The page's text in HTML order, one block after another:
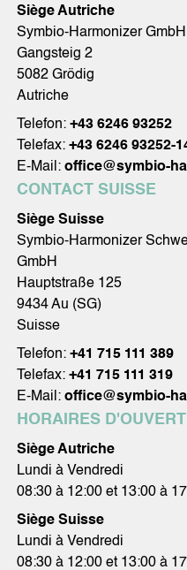
Siège Autriche
Symbio-Harmonizer GmbH
Gangsteig 2
5082 Grödig
Autriche
Telefon: +43 6246 93252
Telefax: +43 6246 93252-
E-Mail: office@symbio-
CONTACT SUISSE
Siège Suisse
Symbio-Harmonizer
GmbH
Hauptstraße 125
9434 Au (SG)
Suisse
Telefon: +41 715 111 389
Telefax: +41 715 111 319
E-Mail: office@symbio-
HORAIRES
Siège Autriche
Lundi à Vendredi
08:30 à 12:00 et 13:00 à
Siège Suisse
Lundi à Vendredi
08:30 à 12:00 et 13:00 à